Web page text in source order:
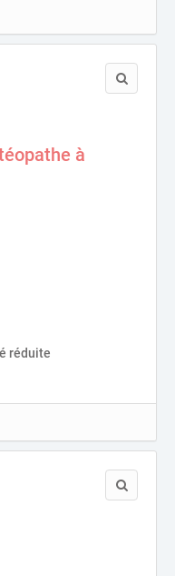
à
réduite